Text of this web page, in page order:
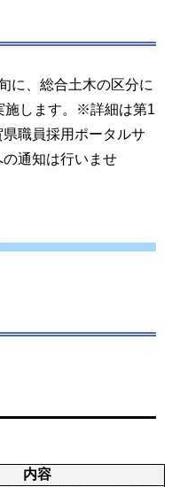
に、総合土木の区分に
施します。※詳細は第1
職員採用ポータルサ
通知は行いませ
内容